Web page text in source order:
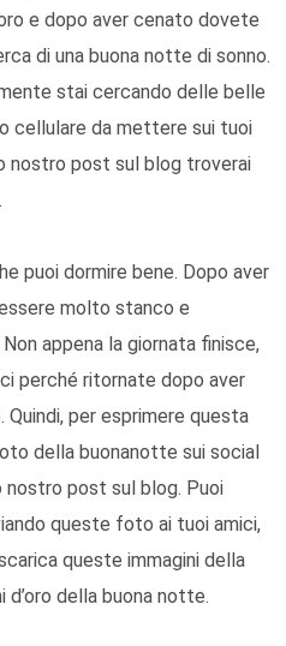
e dopo aver cenato dovete
di una buona notte di sonno.
stai cercando delle belle
cellulare da mettere sui tuoi
nostro post sul blog troverai
puoi dormire bene. Dopo aver
molto stanco e
appena la giornata finisce,
perché ritornate dopo aver
per esprimere questa
della buonanotte sui social
nostro post sul blog. Puoi
queste foto ai tuoi amici,
queste immagini della
della buona notte.